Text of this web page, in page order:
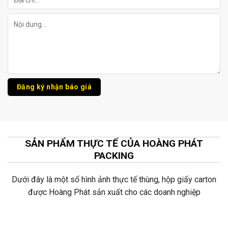
SẢN PHẨM THỰC TẾ CỦA HOÀNG PHÁT
PACKING
Dưới đây là một số hình ảnh thực tế thùng, hộp giấy carton
được Hoàng Phát sản xuất cho các doanh nghiệp